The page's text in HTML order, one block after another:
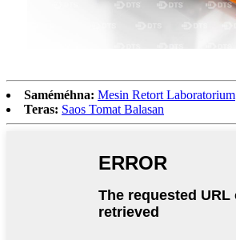
Saméméhna: Mesin Retort Laboratorium
Teras: Saos Tomat Balasan